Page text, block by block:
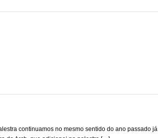
continuamos no mesmo sentido do ano passado já